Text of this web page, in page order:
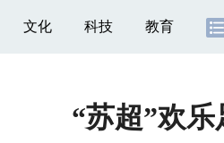
文化 科技 教育
“苏超”欢